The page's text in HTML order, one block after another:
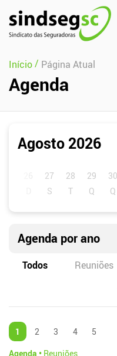
Pular Navegação (s)
Início/ Página Atual
Agenda
Agosto 2026
Agenda por ano
Todos Reuniões
1 2 3 4
5
Agenda • Reuniões